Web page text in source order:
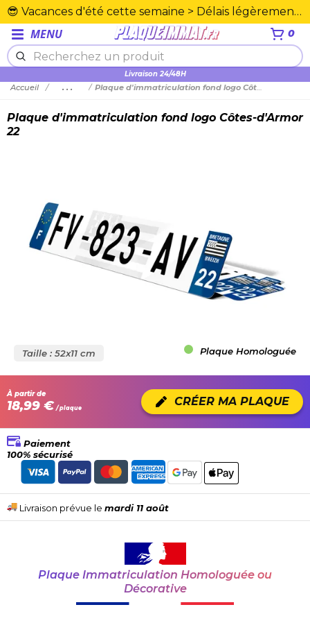
😎 Vacances d'été cette semaine > Délais légèrement rallongés. Merci☀️
MENU 0
Livraison 24/48H
Plexiglas en PMMA supérieure
Accueil ... Plaque d'immatriculation fond logo Côtes-d'Armor 22
Plaque d'immatriculation fond logo Côtes-d'Armor
22
Taille : 52x11 cm Plaque Homologuée
À partir de
18,99 € / plaque CRÉER MA PLAQUE
Paiement
100% sécurisé
Livraison prévue le mardi 11 août
Plaque Immatriculation Homologuée ou
Décorative